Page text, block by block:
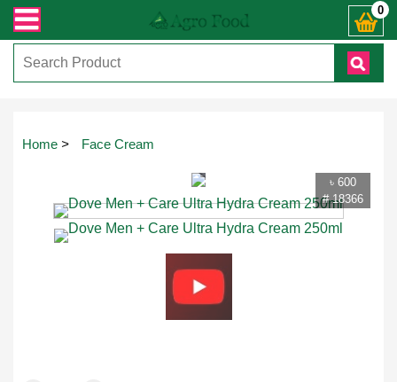
জিজ্ঞাসায় কল করুনঃ ( IMO + Whatsapp ) +8801972277444। সহজে অর্ডার করতে0
Home > Face Cream
৳ 600
# 18366